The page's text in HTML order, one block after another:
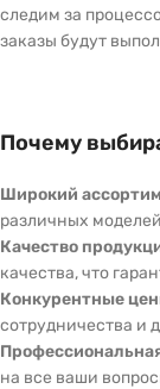
следим за
заказы будут
Почему
Широкий
различных
Качество
качества, что
Конкурентные
сотрудничества и
на все ваши